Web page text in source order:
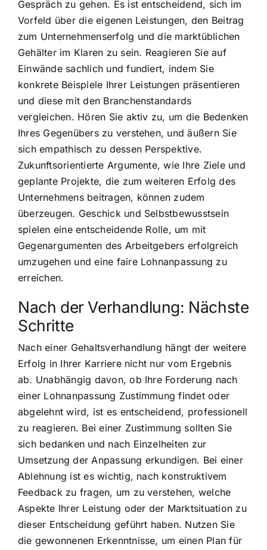
Gespräch zu gehen. Es ist entscheidend, sich im
Vorfeld über die eigenen Leistungen, den Beitrag
zum Unternehmenserfolg und die marktüblichen
Gehälter im Klaren zu sein. Reagieren Sie auf
Einwände sachlich und fundiert, indem Sie
konkrete Beispiele Ihrer Leistungen präsentieren
und diese mit den Branchenstandards
vergleichen. Hören Sie aktiv zu, um die Bedenken
Ihres Gegenübers zu verstehen, und äußern Sie
sich empathisch zu dessen Perspektive.
Zukunftsorientierte Argumente, wie Ihre Ziele und
geplante Projekte, die zum weiteren Erfolg des
Unternehmens beitragen, können zudem
überzeugen. Geschick und Selbstbewusstsein
spielen eine entscheidende Rolle, um mit
Gegenargumenten des Arbeitgebers erfolgreich
umzugehen und eine faire Lohnanpassung zu
erreichen.
Nach der Verhandlung: Nächste
Schritte
Nach einer Gehaltsverhandlung hängt der weitere
Erfolg in Ihrer Karriere nicht nur vom Ergebnis
ab. Unabhängig davon, ob Ihre Forderung nach
einer Lohnanpassung Zustimmung findet oder
abgelehnt wird, ist es entscheidend, professionell
zu reagieren. Bei einer Zustimmung sollten Sie
sich bedanken und nach Einzelheiten zur
Umsetzung der Anpassung erkundigen. Bei einer
Ablehnung ist es wichtig, nach konstruktivem
Feedback zu fragen, um zu verstehen, welche
Aspekte Ihrer Leistung oder der Marktsituation zu
dieser Entscheidung geführt haben. Nutzen Sie
die gewonnenen Erkenntnisse, um einen Plan für